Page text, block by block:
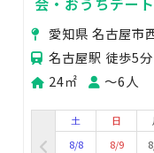
空間愛知県 名古屋市
名古屋駅 徒歩5分
24㎡
〜6人
土
8/8
日
8/9